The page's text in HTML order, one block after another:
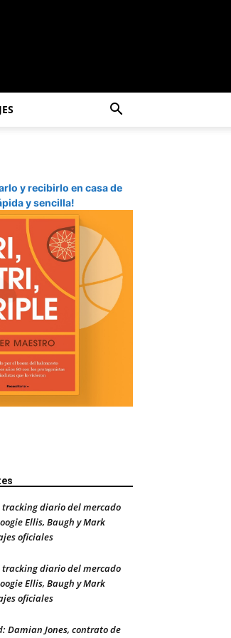
y recibirlo en casa de
y sencilla!
tracking diario del mercado
Ellis, Baugh y Mark
oficiales
tracking diario del mercado
Ellis, Baugh y Mark
oficiales
Damian Jones, contrato de